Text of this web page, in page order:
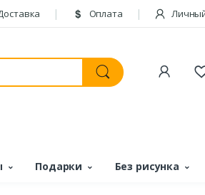
Оплата
Подарки Без рисунка